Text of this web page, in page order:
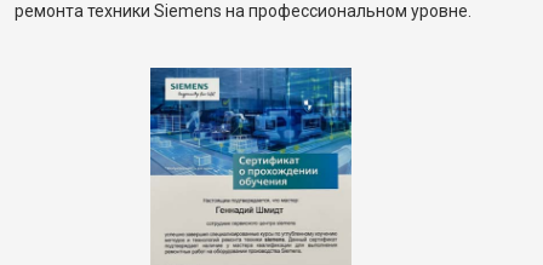
ремонта техники Siemens на профессиональном уровне.